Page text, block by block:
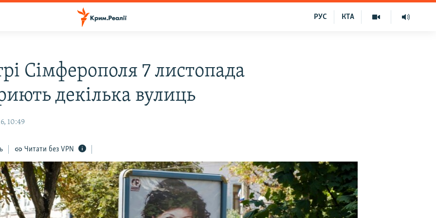
КТА
РУС
Сімферополя 7 листопада
декілька вулиць
10:49
Читати без VPN